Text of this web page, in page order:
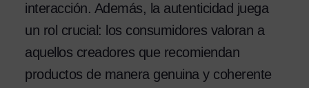
interacción. Además, la autenticidad juega
un rol crucial: los consumidores valoran a
aquellos creadores que recomiendan
productos de manera genuina y coherente